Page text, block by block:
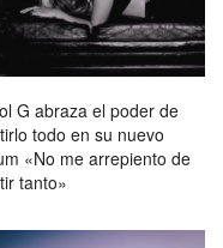
G abraza el poder de
todo en su nuevo
«No me arrepiento de
tanto»